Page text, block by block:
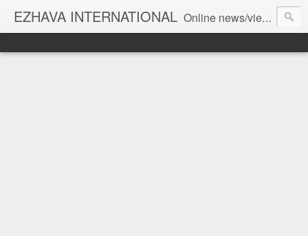
EZHAVA INTERNATIONAL Online news/views JOURNAL... Connecting the community worldwide Editorial Director: Prem Chandran